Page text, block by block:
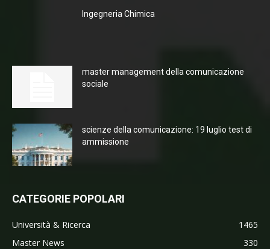
Ingegneria Chimica
master management della comunicazione
sociale
scienze della comunicazione: 19 luglio test di
ammissione
CATEGORIE POPOLARI
Università & Ricerca
1465
Master News
330